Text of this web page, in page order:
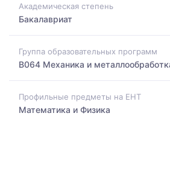
Академическая степень
Бакалавриат
Группа образовательных программ
B064 Механика и
Профильные предметы на ЕНТ
Математика и Физика